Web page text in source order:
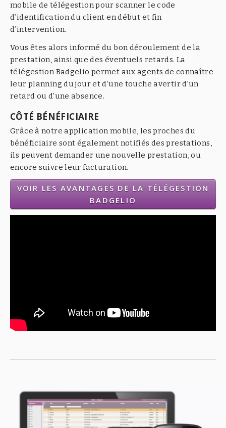
mobile de télégestion pour scanner le code
d’identification du client en début et fin
d’intervention.
Vous êtes alors informé du bon déroulement de la
prestation, ainsi que des éventuels retards. La
télégestion Badgelio permet aux agents de connaître
leur planning du jour et d’une touche avertir d’un
retard ou d’une absence.
CÔTÉ BÉNÉFICIAIRE
Grâce à notre application mobile, les proches du
bénéficiaire sont également notifiés des prestations,
ils peuvent demander une nouvelle prestation, ou
encore suivre leur facturation.
VOIR LES AVANTAGES DE LA TÉLÉGESTION
BADGELIO